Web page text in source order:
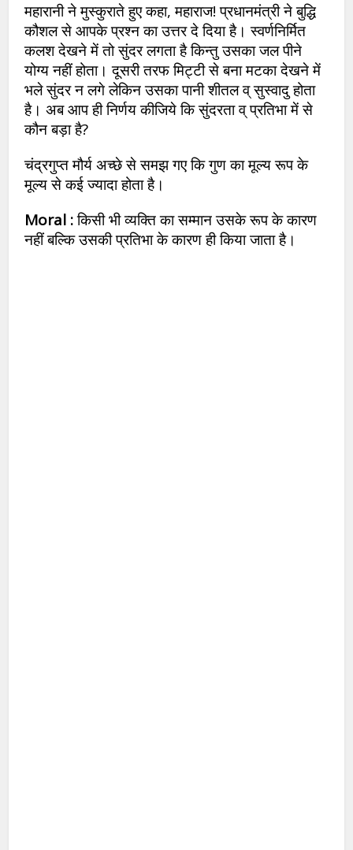
महारानी ने मुस्कुराते हुए कहा, महाराज! प्रधानमंत्री ने बुद्धि
कौशल से आपके प्रश्न का उत्तर दे दिया है। स्वर्णनिर्मित
कलश देखने में तो सुंदर लगता है किन्तु उसका जल पीने
योग्य नहीं होता। दूसरी तरफ मिट्टी से बना मटका देखने में
भले सुंदर न लगे लेकिन उसका पानी शीतल व् सुस्वादु होता
है। अब आप ही निर्णय कीजिये कि सुंदरता व् प्रतिभा में से
कौन बड़ा है?
चंद्रगुप्त मौर्य अच्छे से समझ गए कि गुण का मूल्य रूप के
मूल्य से कई ज्यादा होता है।
Moral :किसी भी व्यक्ति का सम्मान उसके रूप के कारण
नहीं बल्कि उसकी प्रतिभा के कारण ही किया जाता है।